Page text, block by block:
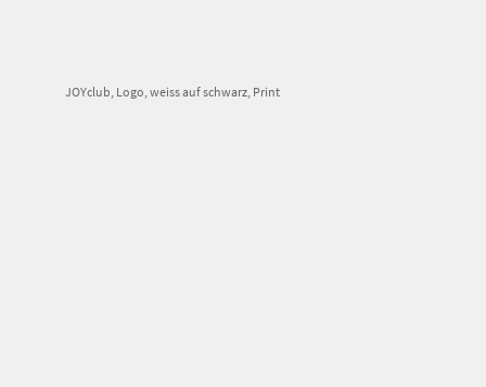
JOYclub, Logo, weiss auf schwarz, Print